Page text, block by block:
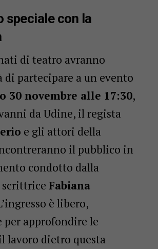
speciale con la
di teatro avranno
di partecipare a un evento
30 novembre alle 17:30,
da Udine, il regista
e gli attori della
il pubblico in
condotto dalla
Fabiana
è libero,
per approfondire le
lavoro dietro questa